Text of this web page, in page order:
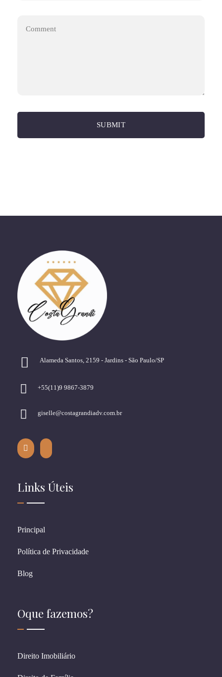
Alameda Santos, 2159 - Jardins - São Paulo/SP
+55(11)9 9867-3879
giselle@costagrandiadv.com.br
Links Úteis
Principal
Política de Privacidade
Blog
Oque fazemos?
Direito Imobiliário